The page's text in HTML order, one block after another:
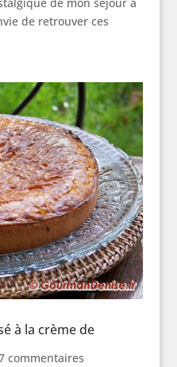
de retrouver ces
à la crème de
commentaires